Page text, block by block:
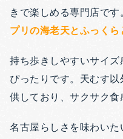
きで楽しめる専門店です
プリの海老天とふっく
持ち歩きしやすいサイ
ぴったりです。天むす
供しており、サクサク食
名古屋らしさを味わい